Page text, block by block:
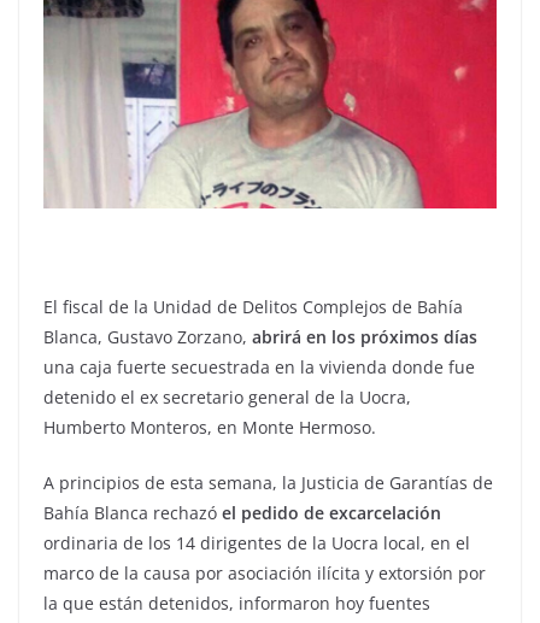
El fiscal de la Unidad de Delitos Complejos de Bahía
Blanca, Gustavo Zorzano, abrirá en los próximos días
una caja fuerte secuestrada en la vivienda donde fue
detenido el ex secretario general de la Uocra,
Humberto Monteros, en Monte Hermoso.
A principios de esta semana, la Justicia de Garantías de
Bahía Blanca rechazó el pedido de excarcelación
ordinaria de los 14 dirigentes de la Uocra local, en el
marco de la causa por asociación ilícita y extorsión por
la que están detenidos, informaron hoy fuentes